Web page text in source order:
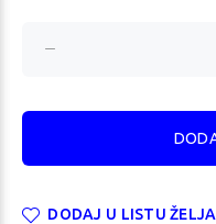
DODAJ U LISTU ŽELJA